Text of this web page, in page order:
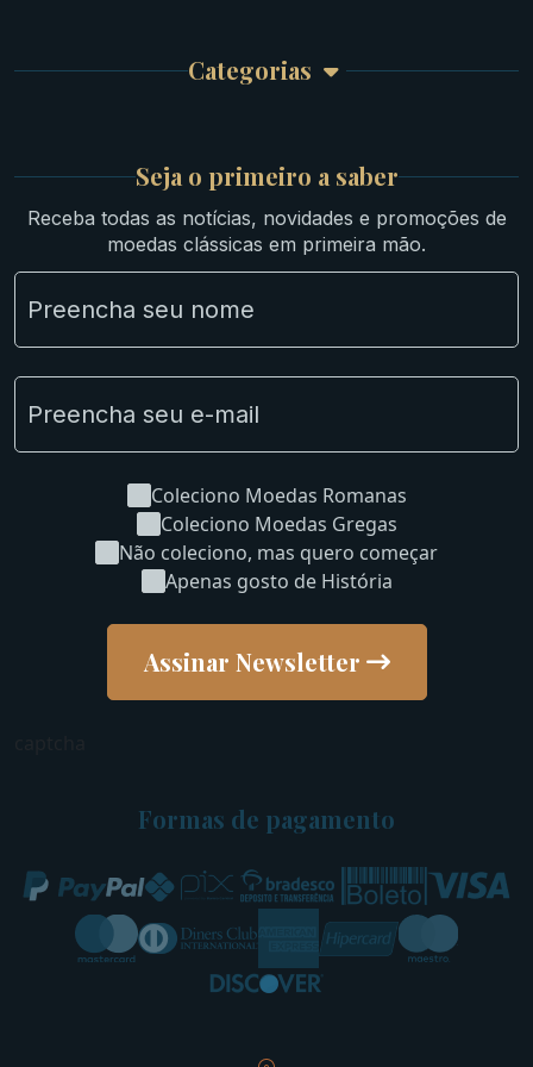
Atendimento
Categorias
Ouro
Ibéricas
Lotes Grandes
Material Numismático
NGC e NNC Encapsuladas
Novidades
Seja o primeiro a saber
Receba todas as notícias, novidades e promoções de
moedas clássicas em primeira mão.
Coleciono Moedas Romanas
Coleciono Moedas Gregas
Não coleciono, mas quero começar
Apenas gosto de História
Assinar Newsletter
Formas de pagamento